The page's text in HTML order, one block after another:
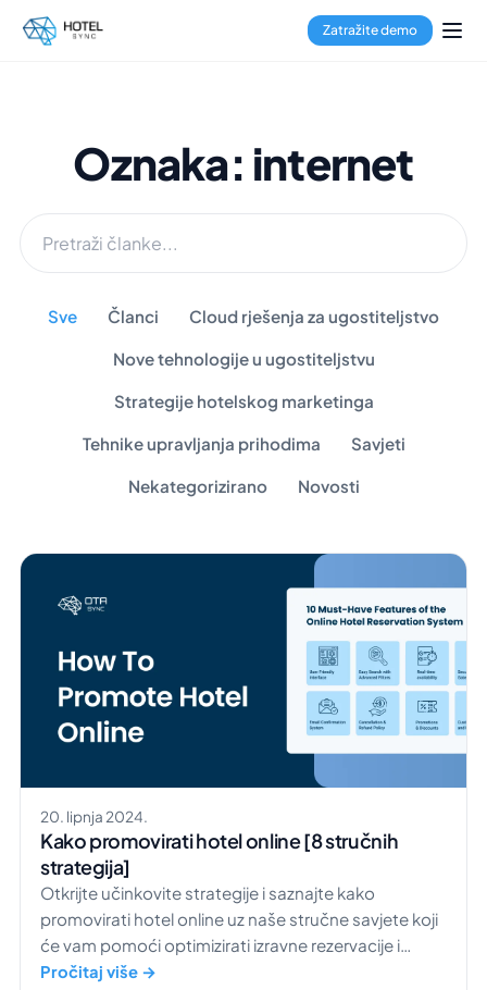
Zatražite demo
Oznaka: internet
Sve Članci Cloud rješenja za ugostiteljstvo
Nove tehnologije u ugostiteljstvu
Strategije hotelskog marketinga
Tehnike upravljanja prihodima Savjeti
Nekategorizirano Novosti
20. lipnja 2024.
Kako promovirati hotel online [8 stručnih
strategija]
Otkrijte učinkovite strategije i saznajte kako
promovirati hotel online uz naše stručne savjete koji
će vam pomoći optimizirati izravne rezervacije i
povećati prihod.
Pročitaj više →